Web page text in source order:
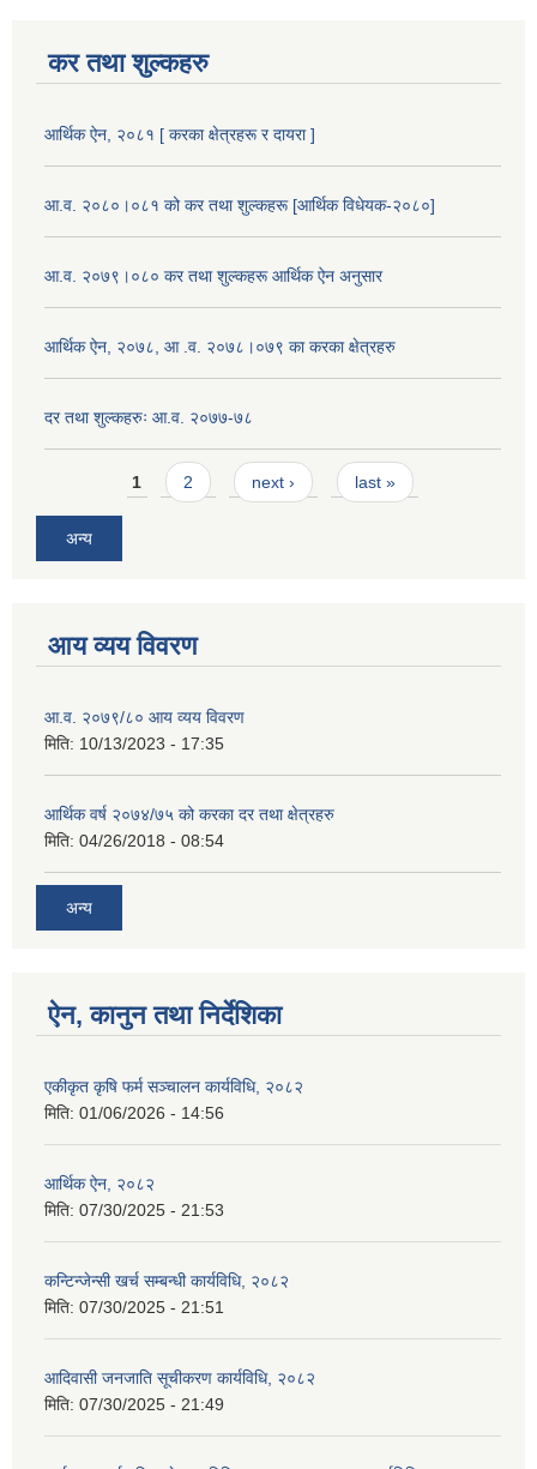
कर तथा शुल्कहरु
आर्थिक ऐन, २०८१ [ करका क्षेत्रहरू र दायरा ]
आ.व. २०८०।०८१ को कर तथा शुल्कहरू [आर्थिक विधेयक-२०८०]
आ.व. २०७९।०८० कर तथा शुल्कहरू आर्थिक ऐन अनुसार
आर्थिक ऐन, २०७८, आ .व. २०७८।०७९ का करका क्षेत्रहरु
दर तथा शुल्कहरुः आ.व. २०७७-७८
Pages1 2 next › last »
अन्य
आय व्यय विवरण
आ.व. २०७९/८० आय व्यय विवरण
मिति: 10/13/2023 - 17:35
आर्थिक वर्ष २०७४/७५ को करका दर तथा क्षेत्रहरु
मिति: 04/26/2018 - 08:54
अन्य
ऐन, कानुन तथा निर्देशिका
एकीकृत कृषि फर्म सञ्चालन कार्यविधि, २०८२
मिति: 01/06/2026 - 14:56
आर्थिक ऐन, २०८२
मिति: 07/30/2025 - 21:53
कन्टिन्जेन्सी खर्च सम्बन्धी कार्यविधि, २०८२
मिति: 07/30/2025 - 21:51
आदिवासी जनजाति सूचीकरण कार्यविधि, २०८२
मिति: 07/30/2025 - 21:49